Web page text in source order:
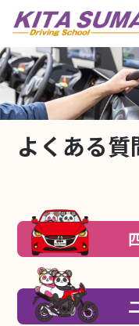
よくある質
Q. 営業時間と
い。